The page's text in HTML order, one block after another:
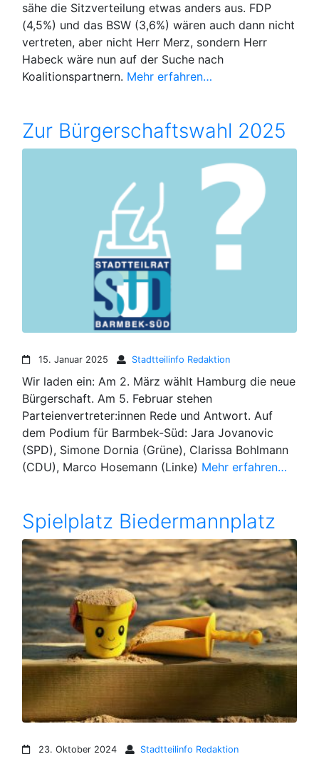
sähe die Sitzverteilung etwas anders aus. FDP
(4,5%) und das BSW (3,6%) wären auch dann nicht
vertreten, aber nicht Herr Merz, sondern Herr
Habeck wäre nun auf der Suche nach
Koalitionspartnern. Mehr erfahren…
Zur Bürgerschaftswahl 2025
15. Januar 2025 Stadtteilinfo Redaktion
Wir laden ein: Am 2. März wählt Hamburg die neue
Bürgerschaft. Am 5. Februar stehen
Parteienvertreter:innen Rede und Antwort. Auf
dem Podium für Barmbek-Süd: Jara Jovanovic
(SPD), Simone Dornia (Grüne), Clarissa Bohlmann
(CDU), Marco Hosemann (Linke) Mehr erfahren…
Spielplatz Biedermannplatz
23. Oktober 2024 Stadtteilinfo Redaktion